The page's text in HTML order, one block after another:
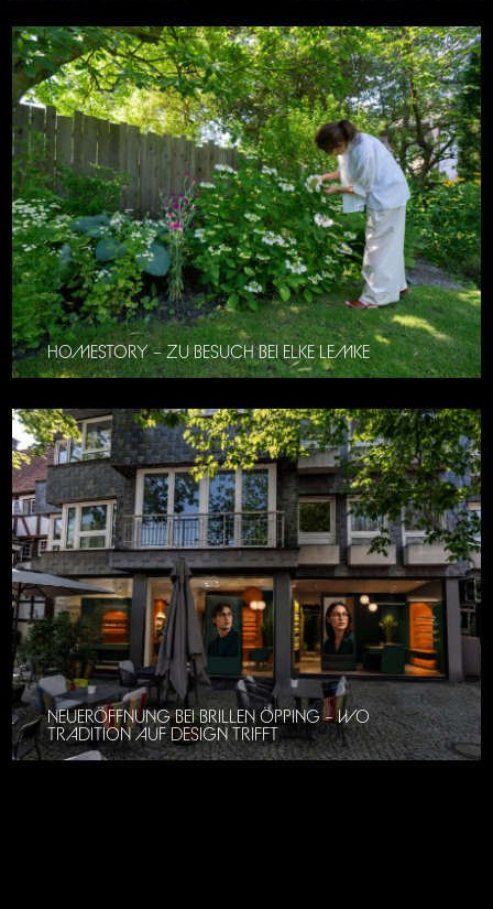
HOMESTORY – ZU BESUCH BEI ELKE LEMKE
NEUERÖFFNUNG BEI BRILLEN ÖPPING – WO
TRADITION AUF DESIGN TRIFFT